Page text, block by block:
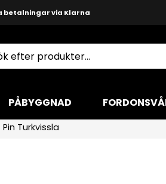
leveranser med DHL
och hjälpsam support
PÅBYGGNAD
Pin Turkvissla